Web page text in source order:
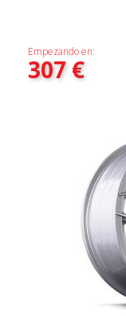
Empezando en:
307€